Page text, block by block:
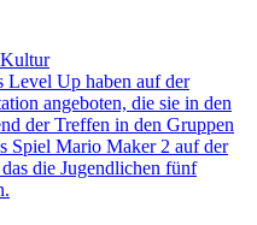
Kultur
Level Up haben auf der
angeboten, die sie in den
der Treffen in den Gruppen
Spiel Mario Maker 2 auf der
die Jugendlichen fünf